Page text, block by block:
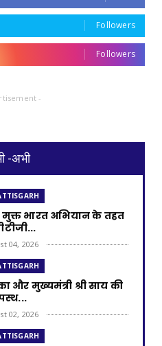
Followers
Followers
-
-अभी
मुक्त भारत अभियान के तहत
04, 2026
और मुख्यमंत्री श्री साय की
02, 2026